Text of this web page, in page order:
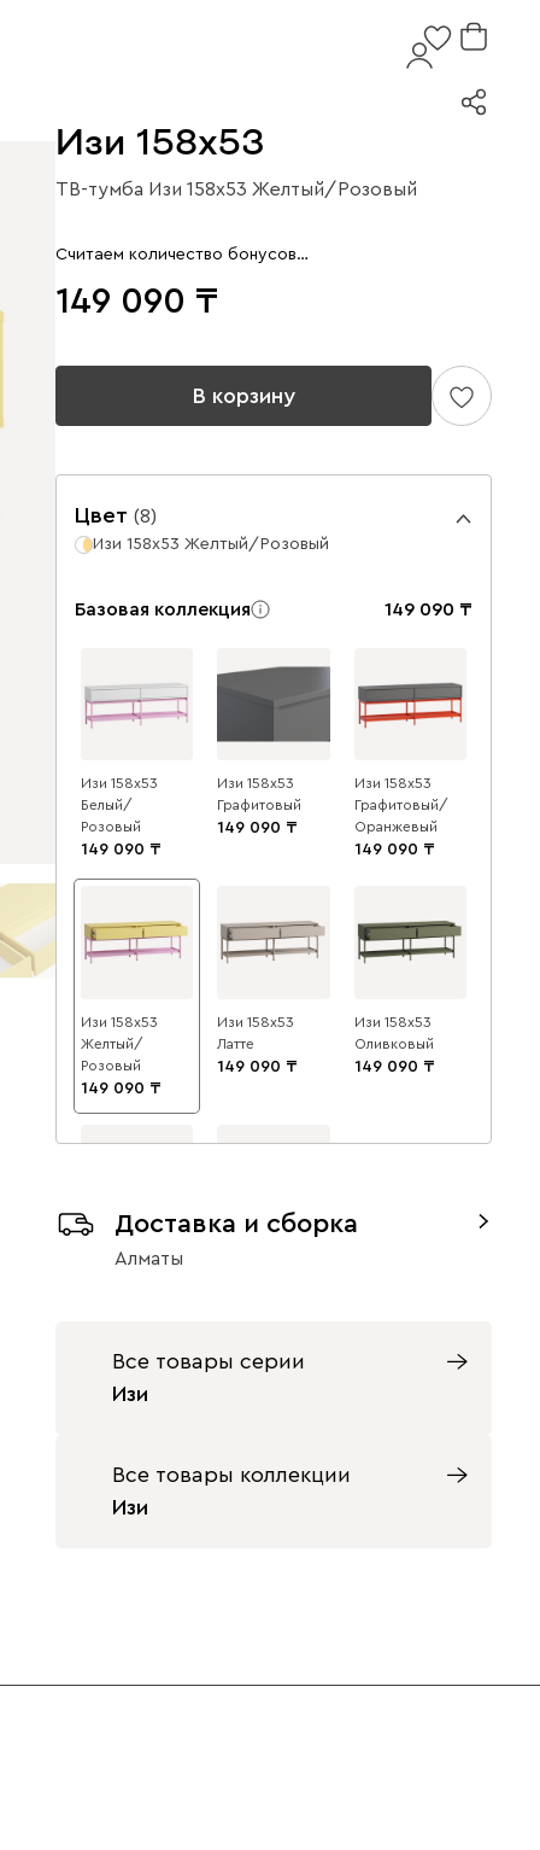
Изи 158x53
ТВ-тумба Изи 158x53 Желтый/Розовый
Считаем количество бонусов…
149 090
В корзину
Цвет (8)
Изи 158x53 Желтый/Розовый
Базовая коллекция 149 090
Изи 158x53
Белый/
Розовый
149 090
Изи 158x53
Графитовый
149 090
Изи 158x53
Графитовый/
Оранжевый
149 090
Изи 158x53
Желтый/
Розовый
149 090
Изи 158x53
Латте
149 090
Изи 158x53
Оливковый
149 090
Изи 158x53
Доставка и сборка
Алматы
Все товары серии
Изи
Все товары коллекции
Изи